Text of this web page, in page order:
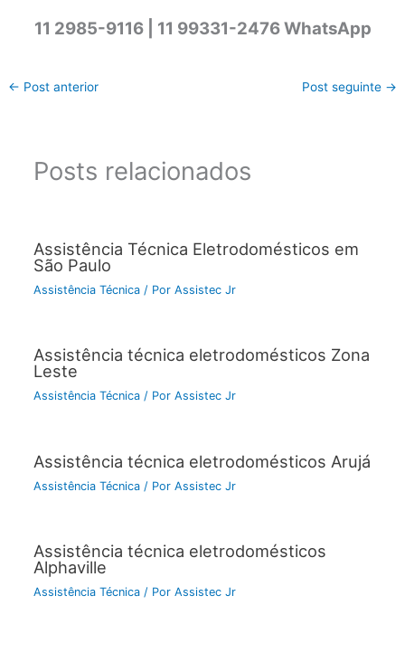
11 2985-9116 | 11 99331-2476 WhatsApp
← Post anterior Post seguinte →
Posts relacionados
Assistência Técnica Eletrodomésticos em
São Paulo
Assistência Técnica/ Por Assistec Jr
Assistência técnica eletrodomésticos Zona
Leste
Assistência Técnica/ Por Assistec Jr
Assistência técnica eletrodomésticos Arujá
Assistência Técnica/ Por Assistec Jr
Assistência técnica eletrodomésticos
Alphaville
Assistência Técnica/ Por Assistec Jr